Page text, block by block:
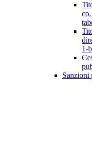
1-
Sanzioni